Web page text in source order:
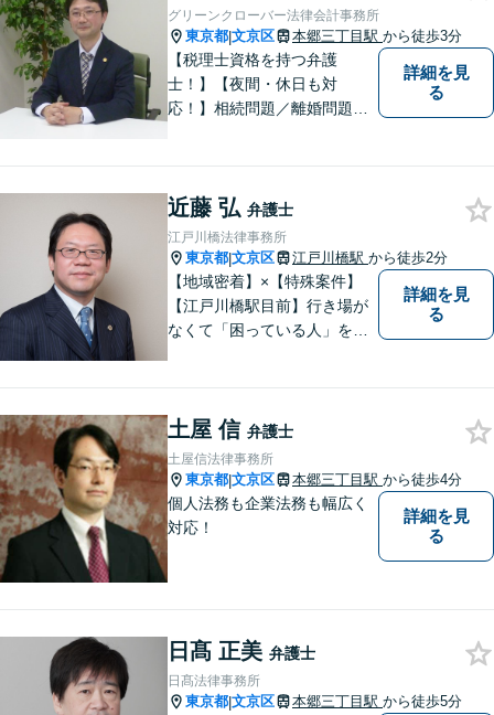
グリーンクローバー法律会計事務所
東京都|文京区 本郷三丁目駅 から徒歩3分
【税理士資格を持つ弁護
士！】【夜間・休日も対
応！】相続問題／離婚問題／
に歩みながら、問題解決のお
手伝いをいたします。初回相
談無料ですので、お気軽にご
相談ください！
詳細を見
る
近藤 弘 弁護士
江戸川橋法律事務所
東京都|文京区 江戸川橋駅 から徒歩2分
【地域密着】×【特殊案件】
【江戸川橋駅目前】行き場が
なくて「困っている人」をゼ
詳細を見
る
土屋 信 弁護士
土屋信法律事務所
東京都|文京区 本郷三丁目駅 から徒歩4分
個人法務も企業法務も幅広く
対応！
詳細を見
る
日髙 正美 弁護士
日髙法律事務所
東京都|文京区 本郷三丁目駅 から徒歩5分